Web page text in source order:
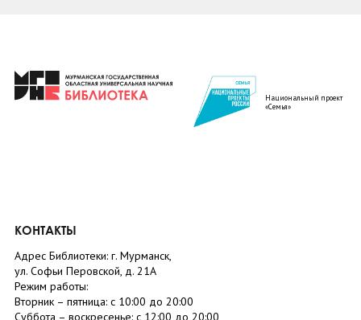
Национальный проект
«Семья»
КОНТАКТЫ
Адрес Библиотеки: г. Мурманск,
ул. Софьи Перовской, д. 21А
Режим работы:
Вторник – пятница: с 10:00 до 20:00
Суббота – воскресенье: c 12:00 до 20:00